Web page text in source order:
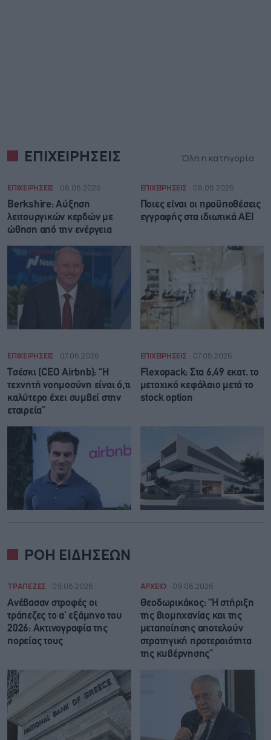
ΕΠΙΧΕΙΡΗΣΕΙΣ Όλη η κατηγορία
ΕΠΙΧΕΙΡΗΣΕΙΣ 08.08.2026
Berkshire: Αύξηση
λειτουργικών κερδών με
ώθηση από την ενέργεια
ΕΠΙΧΕΙΡΗΣΕΙΣ 08.08.2026
Ποιες είναι οι προϋποθέσεις
εγγραφής στα ιδιωτικά ΑΕΙ
ΕΠΙΧΕΙΡΗΣΕΙΣ 07.08.2026
Τσέσκι (CEO Airbnb): “Η
τεχνητή νοημοσύνη είναι ό,τι
καλύτερο έχει συμβεί στην
εταιρεία”
ΕΠΙΧΕΙΡΗΣΕΙΣ 07.08.2026
Flexopack: Στα 6,49 εκατ. το
μετοχικό κεφάλαιο μετά το
stock option
ΡΟΗ ΕΙΔΗΣΕΩΝ
ΤΡΑΠΕΖΕΣ 09.08.2026
Ανέβασαν στροφές οι
τράπεζες το α’ εξάμηνο του
2026: Ακτινογραφία της
πορείας τους
ΑΡΧΕΙΟ 09.08.2026
Θεοδωρικάκος: “Η στήριξη
της βιομηχανίας και της
μεταποίησης αποτελούν
στρατηγική προτεραιότητα
της κυβέρνησης”